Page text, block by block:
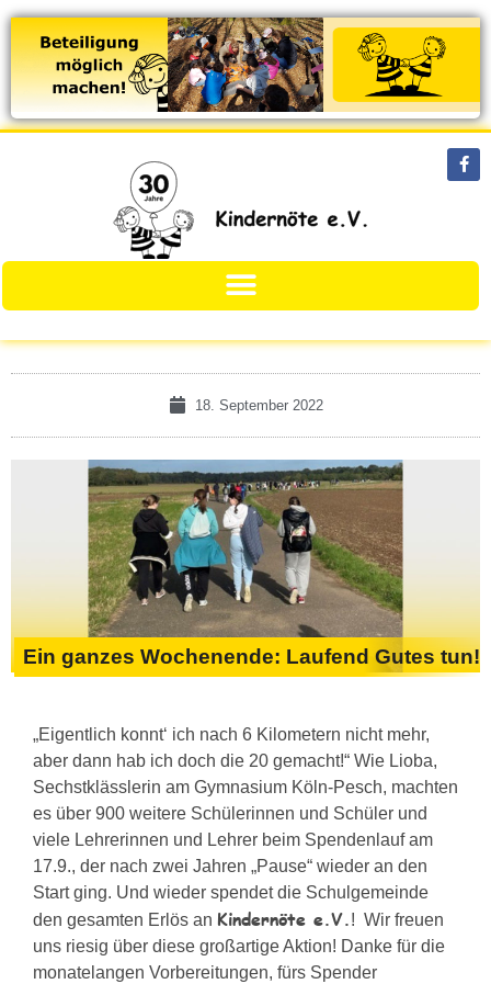
18. September 2022
Ein ganzes Wochenende: Laufend Gutes tun!
„Eigentlich konnt‘ ich nach 6 Kilometern nicht mehr,
aber dann hab ich doch die 20 gemacht!“ Wie Lioba,
Sechstklässlerin am Gymnasium Köln-Pesch, machten
es über 900 weitere Schülerinnen und Schüler und
viele Lehrerinnen und Lehrer beim Spendenlauf am
17.9., der nach zwei Jahren „Pause“ wieder an den
Start ging. Und wieder spendet die Schulgemeinde
den gesamten Erlös an Kindernöte e.V.! Wir freuen
uns riesig über diese großartige Aktion! Danke für die
monatelangen Vorbereitungen, fürs Spender